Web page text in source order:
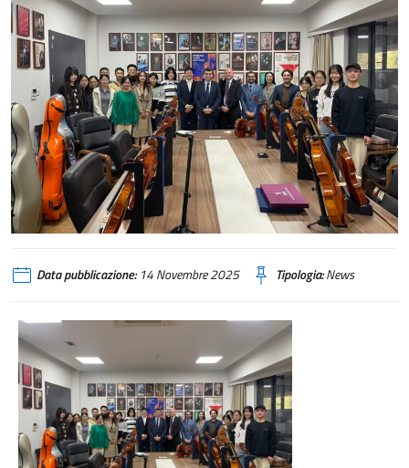
Data pubblicazione:14 Novembre 2025 Tipologia:News